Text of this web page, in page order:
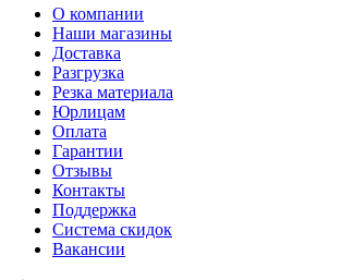
О компании
Наши магазины
Доставка
Разгрузка
Резка материала
Юрлицам
Оплата
Гарантии
Отзывы
Контакты
Поддержка
Система скидок
Вакансии